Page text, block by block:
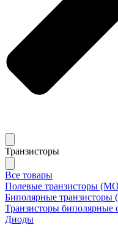
Транзисторы
Все товары
Полевые транзисторы
Биполярные транзисторы
Транзисторы биполярные
Диоды